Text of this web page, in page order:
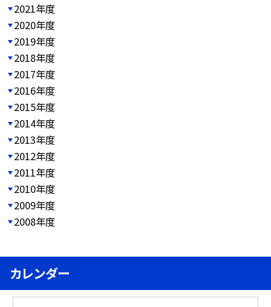
2021年度
2020年度
2019年度
2018年度
2017年度
2016年度
2015年度
2014年度
2013年度
2012年度
2011年度
2010年度
2009年度
2008年度
カレンダー